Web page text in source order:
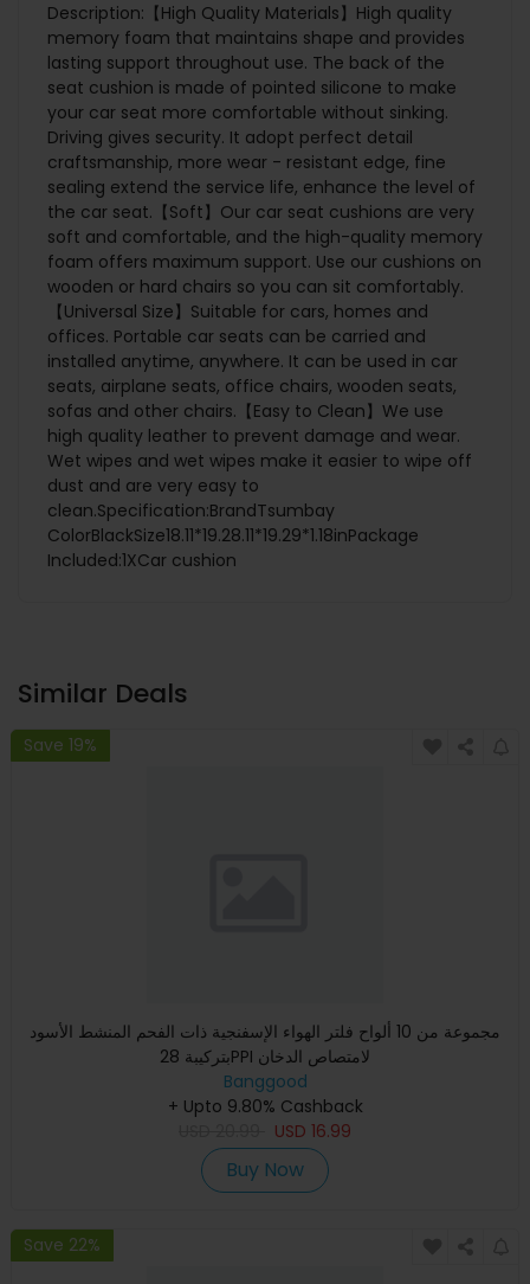
Description:【High Quality Materials】High quality
memory foam that maintains shape and provides
lasting support throughout use. The back of the
seat cushion is made of pointed silicone to make
your car seat more comfortable without sinking.
Driving gives security. It adopt perfect detail
craftsmanship, more wear - resistant edge, fine
sealing extend the service life, enhance the level of
the car seat.【Soft】Our car seat cushions are very
soft and comfortable, and the high-quality memory
foam offers maximum support. Use our cushions on
wooden or hard chairs so you can sit comfortably.
【Universal Size】Suitable for cars, homes and
offices. Portable car seats can be carried and
installed anytime, anywhere. It can be used in car
seats, airplane seats, office chairs, wooden seats,
sofas and other chairs.【Easy to Clean】We use
high quality leather to prevent damage and wear.
Wet wipes and wet wipes make it easier to wipe off
dust and are very easy to
clean.Specification:BrandTsumbay
ColorBlackSize18.11*19.28.11*19.29*1.18inPackage
Included:1X Car cushion
Similar Deals
Save 19%
مجموعة من 10 ألواح فلتر الهواء الإسفنجية ذات الفحم المنشط الأسود
بتركيبة 28PPI لامتصاص الدخان
Banggood
+ Upto 9.80% Cashback
USD 16.99
Buy Now
Save 22%